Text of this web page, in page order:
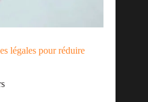
légales pour réduire